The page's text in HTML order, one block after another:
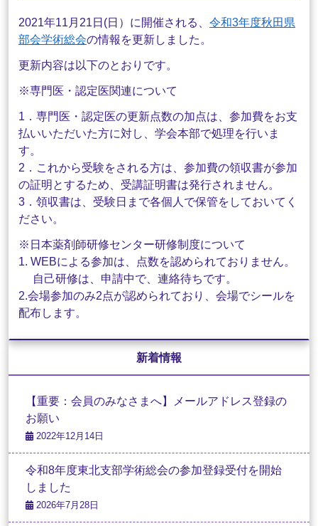
2021年11月21日(日）に開催される、 令和3年度秋田県
部会学術総会の情報を更新しました。
更新内容は以下のとおりです。
※専門医・認定医関連について
1．専門医・認定医の更新点数の加点は、参加費をお支
払いいただいた方に対し、学会本部で処理を行いま
す。
2．これから受験をされる方は、参加費の領収書が参加
の証明とするため、受講証明書は発行されません。
3．領収書は、受験日まで各個人で保管をしておいてく
ださい。
※日本薬剤師研修センター研修制度について
1. WEBによる参加は、点数を認められておりません。
自己研修は、申請中で、連絡待ちです。
2.会場参加のみ2点が認められており、会場でシールを
配布します。
新着情報
【重要：会員のみなさまへ】メールアドレス登録の
お願い
2022年12月14日
令和8年度東北支部学術総会の参加登録受付を開始
しました
2026年7月28日